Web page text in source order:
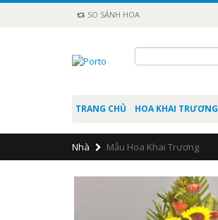
SO SÁNH HOA
TRANG CHỦ HOA KHAI TRƯƠNG
Nhà Mẫu Hoa Khai Trương